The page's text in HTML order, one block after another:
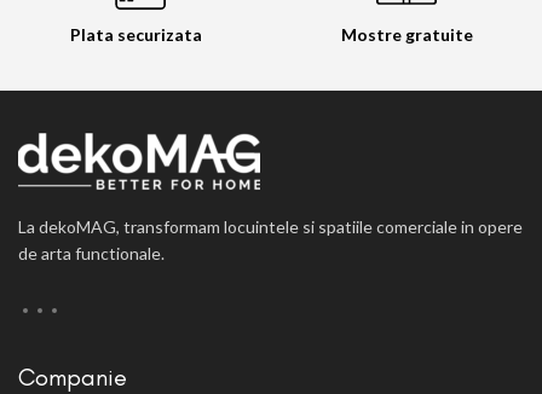
Plata securizata Mostre gratuite
La dekoMAG, transformam locuintele si spatiile comerciale in opere
de arta functionale.
Companie